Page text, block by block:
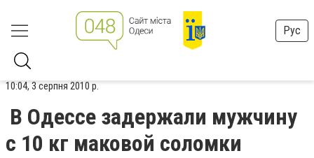
Рус
10:04, 3 серпня 2010 р.
В Одессе задержали мужчину
с 10 кг маковой соломки